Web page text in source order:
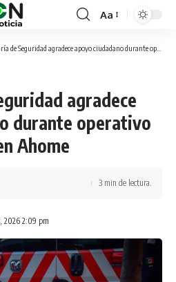
Aa
Seguridad agradece apoyo ciudadano durante operativo de emergencia en Ahome
agradece
durante operativo
Ahome
2026 2:09 pm
3 min de lectura.